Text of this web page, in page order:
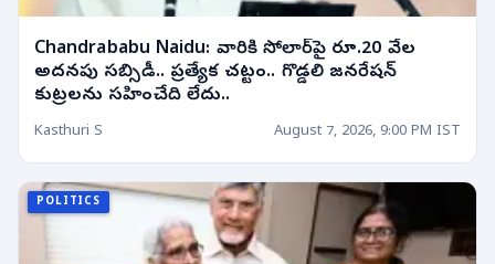
Chandrababu Naidu: వారికి సోలార్‌పై రూ.20 వేల
అదనపు సబ్సిడీ.. ప్రత్యేక చట్టం.. గొడ్డలి జనరేషన్
కుట్రలను సహించేది లేదు..
Kasthuri S August 7, 2026, 9:00 PM IST
POLITICS